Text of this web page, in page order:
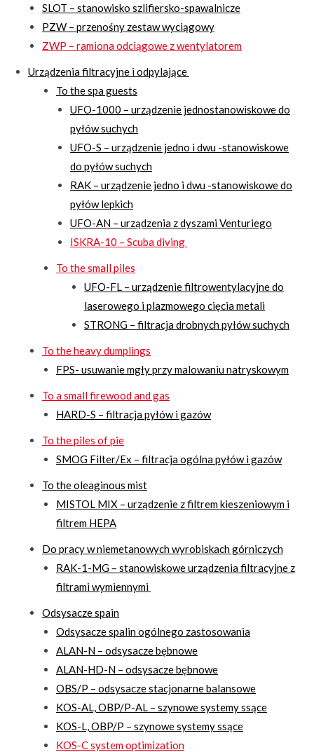
SLOT – stanowisko szlifiersko-spawalnicze
PZW – przenośny zestaw wyciągowy
ZWP – ramiona odciągowe z wentylatorem
Urządzenia filtracyjne i odpylające
To the spa guests
UFO-1000 – urządzenie jednostanowiskowe do
pyłów suchych
UFO-S – urządzenie jedno i dwu -stanowiskowe
do pyłów suchych
RAK – urządzenie jedno i dwu -stanowiskowe do
pyłów lepkich
UFO-AN – urządzenia z dyszami Venturiego
ISKRA-10 – Scuba diving
To the small piles
UFO-FL – urządzenie filtrowentylacyjne do
laserowego i plazmowego cięcia metali
STRONG – filtracja drobnych pyłów suchych
To the heavy dumplings
FPS- usuwanie mgły przy malowaniu natryskowym
To a small firewood and gas
HARD-S – filtracja pyłów i gazów
To the piles of pie
SMOG Filter/Ex – filtracja ogólna pyłów i gazów
To the oleaginous mist
MISTOL MIX – urządzenie z filtrem kieszeniowym i
filtrem HEPA
Do pracy w niemetanowych wyrobiskach górniczych
RAK-1-MG – stanowiskowe urządzenia filtracyjne z
filtrami wymiennymi
Odsysacze spain
Odsysacze spalin ogólnego zastosowania
ALAN-N – odsysacze bębnowe
ALAN-HD-N – odsysacze bębnowe
OBS/P – odsysacze stacjonarne balansowe
KOS-AL, OBP/P-AL – szynowe systemy ssące
KOS-L, OBP/P – szynowe systemy ssące
KOS-C system optimization